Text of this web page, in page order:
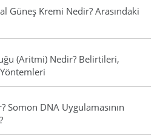
Güneş Kremi Nedir? Arasındaki
(Aritmi) Nedir? Belirtileri,
Somon DNA Uygulamasının